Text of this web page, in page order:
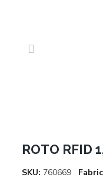
ROTO RFID
SKU 760669